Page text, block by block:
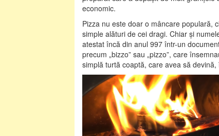
economic.
Pizza nu este doar o mâncare populară,
simple alături de cei dragi. Chiar și
atestat încă din anul 997 într-un
precum „bizzo” sau „pizzo”, care
simplă turtă coaptă, care avea să